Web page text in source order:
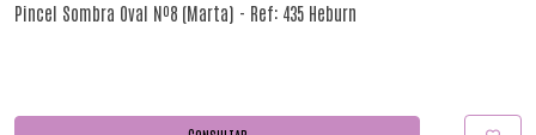
Pincel Sombra Oval Nº8 (Marta) - Ref: 435 Heburn